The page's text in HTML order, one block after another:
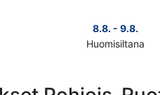
8.8. - 9.8.
Huomisiltana
Pohjois-